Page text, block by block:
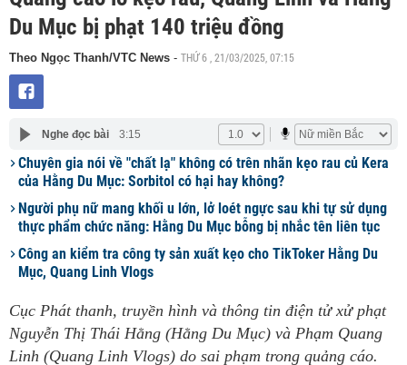
Du Mục bị phạt 140 triệu đồng
Theo Ngọc Thanh/VTC News - THỨ 6 , 21/03/2025, 07:15
Nghe đọc bài 3:15
Chuyên gia nói về "chất lạ" không có trên nhãn kẹo rau củ Kera
của Hằng Du Mục: Sorbitol có hại hay không?
Người phụ nữ mang khối u lớn, lở loét ngực sau khi tự sử dụng
thực phẩm chức năng: Hằng Du Mục bỗng bị nhắc tên liên tục
Công an kiểm tra công ty sản xuất kẹo cho TikToker Hằng Du
Mục, Quang Linh Vlogs
Cục Phát thanh, truyền hình và thông tin điện tử xử phạt
Nguyễn Thị Thái Hằng (Hằng Du Mục) và Phạm Quang
Linh (Quang Linh Vlogs) do sai phạm trong quảng cáo.